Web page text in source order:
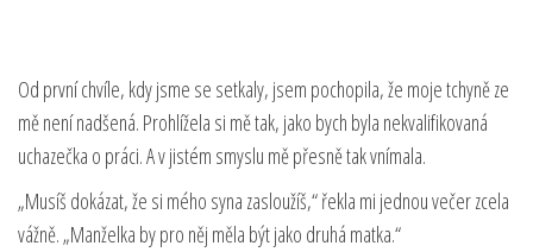
Od první chvíle, kdy jsme se setkaly, jsem pochopila, že moje tchyně ze
mě není nadšená. Prohlížela si mě tak, jako bych byla nekvalifikovaná
uchazečka o práci. A v jistém smyslu mě přesně tak vnímala.
„Musíš dokázat, že si mého syna zasloužíš,“ řekla mi jednou večer zcela
vážně. „Manželka by pro něj měla být jako druhá matka.“